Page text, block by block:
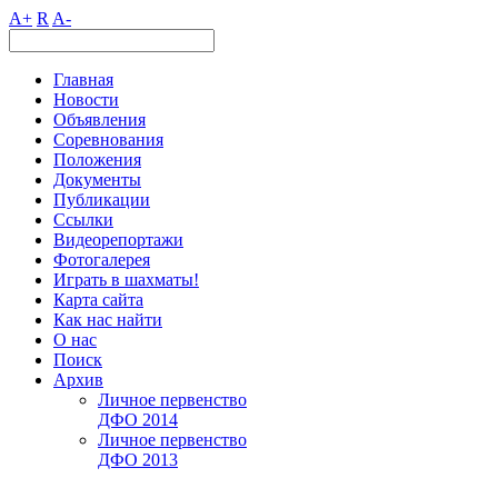
A+ R A-
Главная
Новости
Объявления
Соревнования
Положения
Документы
Публикации
Ссылки
Видеорепортажи
Фотогалерея
Играть в шахматы!
Карта сайта
Как нас найти
О нас
Поиск
Архив
Личное первенство
ДФО 2014
Личное первенство
ДФО 2013